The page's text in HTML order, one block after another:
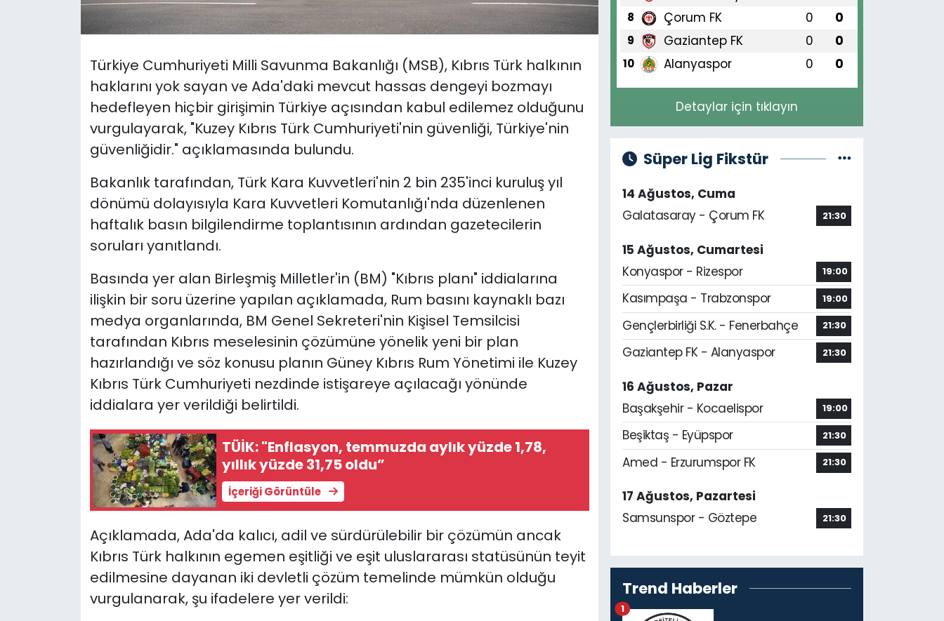
Türkiye Cumhuriyeti Milli Savunma Bakanlığı (MSB), Kıbrıs Türk halkının
haklarını yok sayan ve Ada'daki mevcut hassas dengeyi bozmayı
hedefleyen hiçbir girişimin Türkiye açısından kabul edilemez olduğunu
vurgulayarak, "Kuzey Kıbrıs Türk Cumhuriyeti'nin güvenliği, Türkiye'nin
güvenliğidir." açıklamasında bulundu.
Bakanlık tarafından, Türk Kara Kuvvetleri'nin 2 bin 235'inci kuruluş yıl
dönümü dolayısıyla Kara Kuvvetleri Komutanlığı'nda düzenlenen
haftalık basın bilgilendirme toplantısının ardından gazetecilerin
soruları yanıtlandı.
Basında yer alan Birleşmiş Milletler'in (BM) "Kıbrıs planı" iddialarına
ilişkin bir soru üzerine yapılan açıklamada, Rum basını kaynaklı bazı
medya organlarında, BM Genel Sekreteri'nin Kişisel Temsilcisi
tarafından Kıbrıs meselesinin çözümüne yönelik yeni bir plan
hazırlandığı ve söz konusu planın Güney Kıbrıs Rum Yönetimi ile Kuzey
Kıbrıs Türk Cumhuriyeti nezdinde istişareye açılacağı yönünde
iddialara yer verildiği belirtildi.
TÜİK: "Enflasyon, temmuzda aylık yüzde 1,78,
yıllık yüzde 31,75 oldu”
İçeriği Görüntüle
Açıklamada, Ada'da kalıcı, adil ve sürdürülebilir bir çözümün ancak
Kıbrıs Türk halkının egemen eşitliği ve eşit uluslararası statüsünün teyit
edilmesine dayanan iki devletli çözüm temelinde mümkün olduğu
vurgulanarak, şu ifadelere yer verildi:
8 Çorum FK 0 0
9 Gaziantep FK 0 0
10 Alanyaspor 0 0
Detaylar için tıklayın
Süper Lig Fikstür
14 Ağustos, Cuma
Galatasaray - Çorum FK
21:30
15 Ağustos, Cumartesi
Konyaspor - Rizespor
19:00
Kasımpaşa - Trabzonspor 19:00
Gençlerbirliği S.K. - Fenerbahçe 21:30
Gaziantep FK - Alanyaspor 21:30
16 Ağustos, Pazar
Başakşehir - Kocaelispor
19:00
Beşiktaş - Eyüpspor 21:30
Amed - Erzurumspor FK 21:30
17 Ağustos, Pazartesi
Samsunspor - Göztepe
21:30
Trend Haberler
1
SAĞLIK
Teknoloji
Video Galeri
Yazarlar